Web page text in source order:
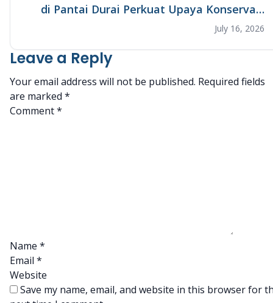
di Pantai Durai Perkuat Upaya Konservasi
Penyu di Anambas
July 16, 2026
Leave a Reply
Your email address will not be published. Required fields
are marked *
Comment*
Name *
Email *
Website
Save my name, email, and website in this browser for